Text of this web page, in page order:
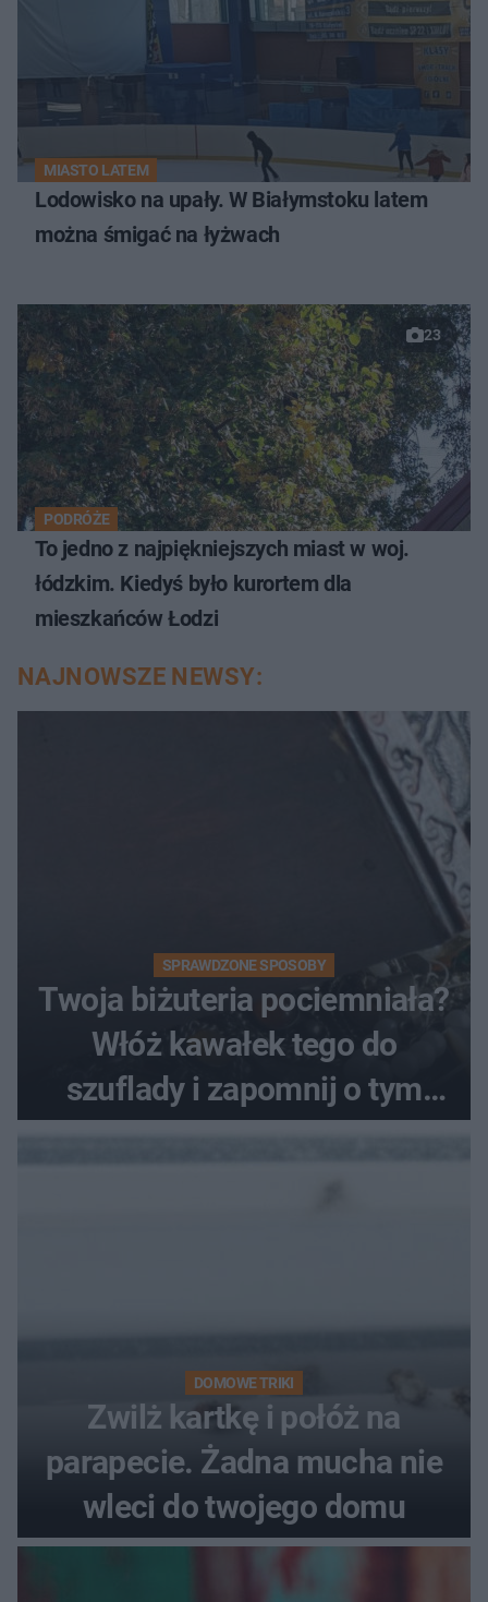
MIASTO LATEM
Lodowisko na upały. W Białymstoku latem
można śmigać na łyżwach
23
PODRÓŻE
To jedno z najpiękniejszych miast w woj.
łódzkim. Kiedyś było kurortem dla
mieszkańców Łodzi
NAJNOWSZE NEWSY:
SPRAWDZONE SPOSOBY
Twoja biżuteria pociemniała?
Włóż kawałek tego do
szuflady i zapomnij o tym
problemie. Sposób na
DOMOWE TRIKI
Zwilż kartkę i połóż na
parapecie. Żadna mucha nie
wleci do twojego domu